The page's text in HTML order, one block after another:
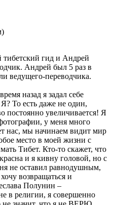
гид и Андрей
Андрей был 5 раз в
ведущего-переводчика.
назад я задал себе
То есть даже не один,
постоянно увеличивается! Я
у меня много
нас, мы начинаем видит мир
место в моей жизни с
Тибет. Кто-то скажет, что
и я кивну головой, но с
не оставил равнодушным,
возвращаться и
Полунин –
в религии, я совершенно